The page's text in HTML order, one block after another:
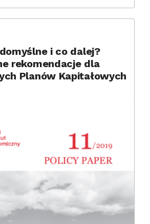
i co dalej?
rekomendacje dla
Planów Kapitałowych